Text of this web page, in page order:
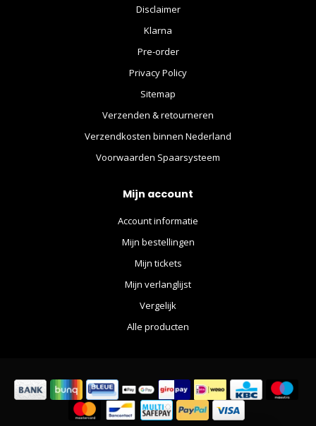
Disclaimer
Klarna
Pre-order
Privacy Policy
Sitemap
Verzenden & retourneren
Verzendkosten binnen Nederland
Voorwaarden Spaarsysteem
Mijn account
Account informatie
Mijn bestellingen
Mijn tickets
Mijn verlanglijst
Vergelijk
Alle producten